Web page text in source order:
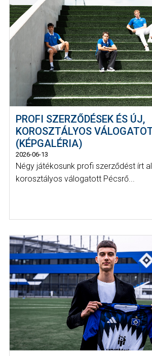
PROFI SZERZŐDÉSEK ÉS ÚJ,
KOROSZTÁLYOS
(KÉPGALÉRIA)
2026-06-13
Négy játékosunk profi szerződést írt
korosztályos válogatott Pécsrő...